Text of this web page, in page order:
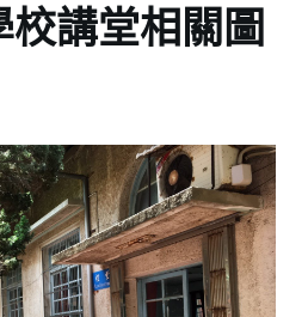
講堂相關圖